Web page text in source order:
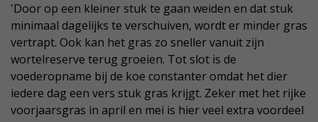
'Door op een kleiner stuk te gaan weiden en dat stuk
minimaal dagelijks te verschuiven, wordt er minder gras
vertrapt. Ook kan het gras zo sneller vanuit zijn
wortelreserve terug groeien. Tot slot is de
voederopname bij de koe constanter omdat het dier
iedere dag een vers stuk gras krijgt. Zeker met het rijke
voorjaarsgras in april en mei is hier veel extra voordeel